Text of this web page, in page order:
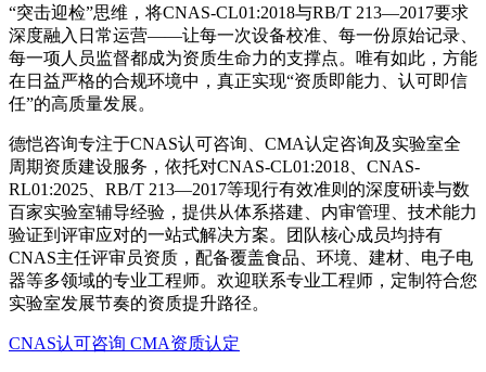
“突击迎检”思维，将CNAS-CL01:2018与RB/T 213—2017要求
深度融入日常运营——让每一次设备校准、每一份原始记录、
每一项人员监督都成为资质生命力的支撑点。唯有如此，方能
在日益严格的合规环境中，真正实现“资质即能力、认可即信
任”的高质量发展。
德恺咨询专注于CNAS认可咨询、CMA认定咨询及实验室全
周期资质建设服务，依托对CNAS-CL01:2018、CNAS-
RL01:2025、RB/T 213—2017等现行有效准则的深度研读与数
百家实验室辅导经验，提供从体系搭建、内审管理、技术能力
验证到评审应对的一站式解决方案。团队核心成员均持有
CNAS主任评审员资质，配备覆盖食品、环境、建材、电子电
器等多领域的专业工程师。欢迎联系专业工程师，定制符合您
实验室发展节奏的资质提升路径。
CNAS认可咨询 CMA资质认定